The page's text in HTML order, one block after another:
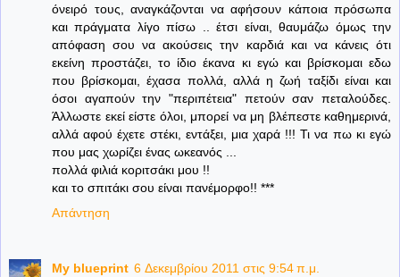
όνειρό τους, αναγκάζονται να αφήσουν κάποια πρόσωπα
και πράγματα λίγο πίσω .. έτσι είναι, θαυμάζω όμως την
απόφαση σου να ακούσεις την καρδιά και να κάνεις ότι
εκείνη προστάζει, το ίδιο έκανα κι εγώ και βρίσκομαι εδω
που βρίσκομαι, έχασα πολλά, αλλά η ζωή ταξίδι είναι και
όσοι αγαπούν την "περιπέτεια" πετούν σαν πεταλούδες.
Άλλωστε εκεί είστε όλοι, μπορεί να μη βλέπεστε καθημερινά,
αλλά αφού έχετε στέκι, εντάξει, μια χαρά !!! Τι να πω κι εγώ
που μας χωρίζει ένας ωκεανός ...
πολλά φιλιά κοριτσάκι μου !!
και το σπιτάκι σου είναι πανέμορφο!! ***
Απάντηση
My blueprint 6 Δεκεμβρίου 2011 στις 9:54 π.μ.